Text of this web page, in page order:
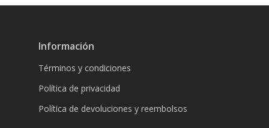
Información
Términos y condiciones
Política de privacidad
Política de devoluciones y reembolsos